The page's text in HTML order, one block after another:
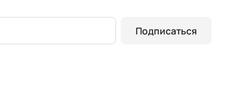
Подписаться